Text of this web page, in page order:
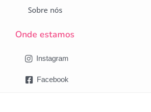
Sobre nós
Onde estamos
Instagram
Facebook